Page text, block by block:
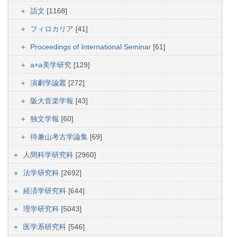
語文 [1168]
フィロカリア [41]
Proceedings of International Seminar [61]
a+a美学研究 [129]
演劇学論叢 [272]
阪大音楽学報 [43]
独文学報 [60]
待兼山考古学論集 [69]
人間科学研究科 [2960]
法学研究科 [2692]
経済学研究科 [644]
理学研究科 [5043]
医学系研究科 [546]